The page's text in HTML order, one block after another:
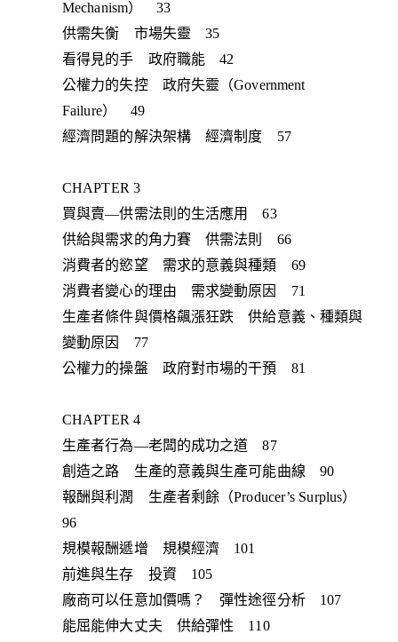
Mechanism） 33
供需失衡 市場失靈 35
看得見的手 政府職能 42
公權力的失控 政府失靈（Government
Failure） 49
經濟問題的解決架構 經濟制度 57
CHAPTER 3
買與賣—供需法則的生活應用 63
供給與需求的角力賽 供需法則 66
消費者的慾望 需求的意義與種類 69
消費者變心的理由 需求變動原因 71
生產者條件與價格飆漲狂跌 供給意義、種類與
變動原因 77
公權力的操盤 政府對市場的干預 81
CHAPTER 4
生產者行為—老闆的成功之道 87
創造之路 生產的意義與生產可能曲線 90
報酬與利潤 生產者剩餘（Producer’s Surplus）
96
規模報酬遞增 規模經濟 101
前進與生存 投資 105
廠商可以任意加價嗎？ 彈性途徑分析 107
能屈能伸大丈夫 供給彈性 110